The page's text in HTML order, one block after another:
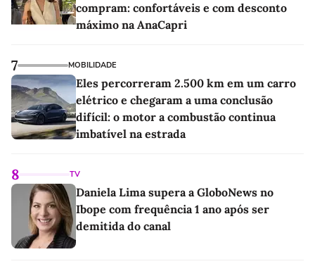
compram: confortáveis e com desconto
máximo na AnaCapri
7 MOBILIDADE
Eles percorreram 2.500 km em um carro
elétrico e chegaram a uma conclusão
difícil: o motor a combustão continua
imbatível na estrada
8 TV
Daniela Lima supera a GloboNews no
Ibope com frequência 1 ano após ser
demitida do canal